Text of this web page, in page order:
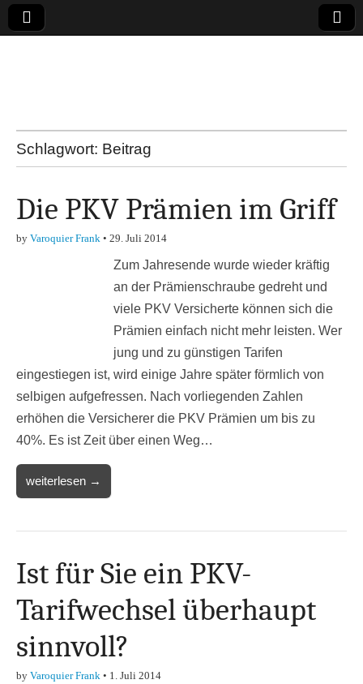
den Themen
Finanzen,
Marketing-, Vertrieb-
& Investment-Tipps
Schlagwort: Beitrag
Die PKV Prämien im Griff
by Varoquier Frank • 29. Juli 2014
Zum Jahresende wurde wieder kräftig
an der Prämienschraube gedreht und
viele PKV Versicherte können sich die
Prämien einfach nicht mehr leisten. Wer
jung und zu günstigen Tarifen
eingestiegen ist, wird einige Jahre später förmlich von
selbigen aufgefressen. Nach vorliegenden Zahlen
erhöhen die Versicherer die PKV Prämien um bis zu
40%. Es ist Zeit über einen Weg…
weiterlesen →
Ist für Sie ein PKV-
Tarifwechsel überhaupt
sinnvoll?
by Varoquier Frank • 1. Juli 2014